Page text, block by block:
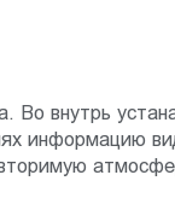
внутрь
информацию